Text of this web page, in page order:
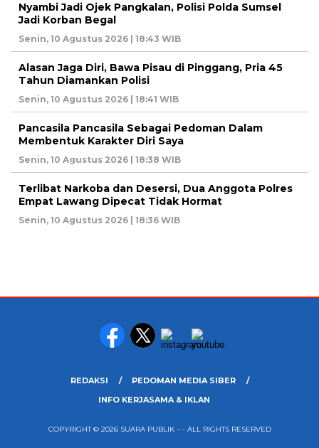
Nyambi Jadi Ojek Pangkalan, Polisi Polda Sumsel
Jadi Korban Begal
Senin, 10 Agustus 2026 | 18:43 WIB
Alasan Jaga Diri, Bawa Pisau di Pinggang, Pria 45
Tahun Diamankan Polisi
Senin, 10 Agustus 2026 | 18:41 WIB
Pancasila Pancasila Sebagai Pedoman Dalam
Membentuk Karakter Diri Saya
Senin, 10 Agustus 2026 | 18:38 WIB
Terlibat Narkoba dan Desersi, Dua Anggota Polres
Empat Lawang Dipecat Tidak Hormat
Senin, 10 Agustus 2026 | 18:36 WIB
REDAKSI
PEDOMAN MEDIA SIBER
INFO KERJASAMA & IKLAN
COPYRIGHT © 2026 SUARA PUBLIK – - ALL RIGHTS RESERVED